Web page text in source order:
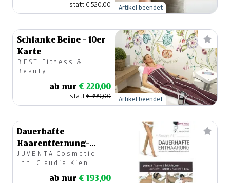
statt€ 520,00 Artikel beendet
Schlanke Beine - 10er
Karte
BEST Fitness &
Beauty
ab nur € 220,00
statt€ 399,00 Artikel beendet
Dauerhafte
Haarentfernung-
Bikinizone
JUVENTA Cosmetic
Inh. Claudia Kien
ab nur € 193,00